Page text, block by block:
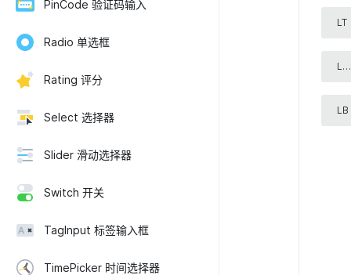
PinCode 验证码输入
Radio 单选框
Rating 评分
Select 选择器
Slider 滑动选择器
Switch 开关
TagInput 标签输入框
TimePicker 时间选择器
LT
Left
LB